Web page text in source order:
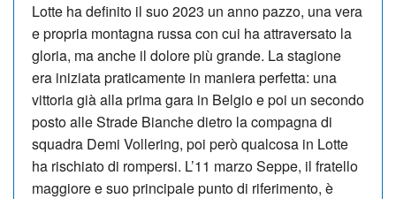
Lotte ha definito il suo 2023 un anno pazzo, una vera
e propria montagna russa con cui ha attraversato la
gloria, ma anche il dolore più grande. La stagione
era iniziata praticamente in maniera perfetta: una
vittoria già alla prima gara in Belgio e poi un secondo
posto alle Strade Bianche dietro la compagna di
squadra Demi Vollering, poi però qualcosa in Lotte
ha rischiato di rompersi. L’11 marzo Seppe, il fratello
maggiore e suo principale punto di riferimento, è